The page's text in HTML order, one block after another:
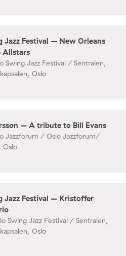
Jazz Festival – New Orleans
Allstars
Swing Jazz Festival / Sentralen,
Oslo
– A tribute to Bill Evans
Jazzforum / Oslo Jazzforum/
Oslo
Jazz Festival – Kristoffer
Swing Jazz Festival / Sentralen,
Oslo